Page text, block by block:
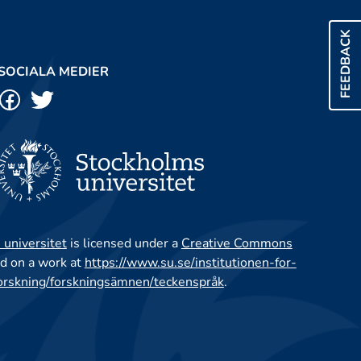
FEEDBACK
MEDIER
universitetis licensed under a Creative Commons
on a work at https://www.su.se/institutionen-for-
forskningsämnen/teckenspråk.